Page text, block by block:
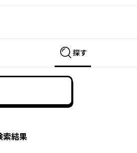
探す
索結果